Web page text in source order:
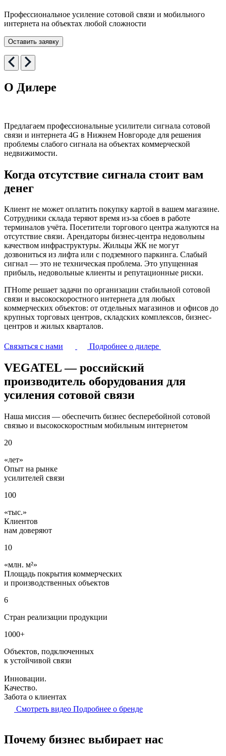
Профессиональное усиление сотовой связи и мобильного
интернета на объектах любой сложности
Оставить заявку
О Дилере
Предлагаем профессиональные усилители сигнала сотовой
связи и интернета 4G в Нижнем Новгороде для решения
проблемы слабого сигнала на объектах коммерческой
недвижимости.
Когда отсутствие сигнала стоит вам
денег
Клиент не может оплатить покупку картой в вашем магазине.
Сотрудники склада теряют время из-за сбоев в работе
терминалов учёта. Посетители торгового центра жалуются на
отсутствие связи. Арендаторы бизнес-центра недовольны
качеством инфраструктуры. Жильцы ЖК не могут
дозвониться из лифта или с подземного паркинга. Слабый
сигнал — это не техническая проблема. Это упущенная
прибыль, недовольные клиенты и репутационные риски.
ITHome решает задачи по организации стабильной сотовой
связи и высокоскоростного интернета для любых
коммерческих объектов: от отдельных магазинов и офисов до
крупных торговых центров, складских комплексов, бизнес-
центров и жилых кварталов.
Связаться с нами Подробнее о дилере
VEGATEL — российский
производитель оборудования для
усиления сотовой связи
Наша миссия — обеспечить бизнес бесперебойной сотовой
связью и высокоскоростным мобильным интернетом
20
лет
Опыт на рынке
усилителей связи
100
тыс.
Клиентов
нам доверяют
10
млн. м²
Площадь покрытия коммерческих
и производственных объектов
6
Стран реализации продукции
1000+
Объектов, подключенных
к устойчивой связи
Инновации.
Качество.
Забота о клиентах
Смотреть видео Подробнее о бренде
Почему бизнес выбирает нас